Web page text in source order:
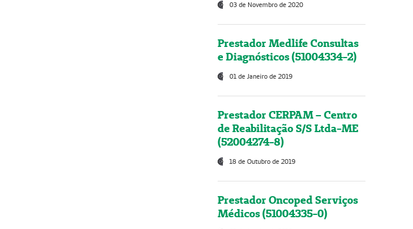
03 de Novembro de 2020
Prestador Medlife Consultas
e Diagnósticos (51004334-2)
01 de Janeiro de 2019
Prestador CERPAM – Centro
de Reabilitação S/S Ltda-ME
(52004274-8)
18 de Outubro de 2019
Prestador Oncoped Serviços
Médicos (51004335-0)